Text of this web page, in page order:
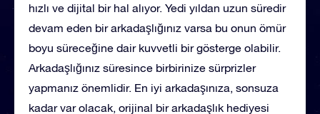
hızlı ve dijital bir hal alıyor. Yedi yıldan uzun süredir
devam eden bir arkadaşlığınız varsa bu onun ömür
boyu süreceğine dair kuvvetli bir gösterge olabilir.
Arkadaşlığınız süresince birbirinize sürprizler
yapmanız önemlidir. En iyi arkadaşınıza, sonsuza
kadar var olacak, orijinal bir arkadaşlık hediyesi